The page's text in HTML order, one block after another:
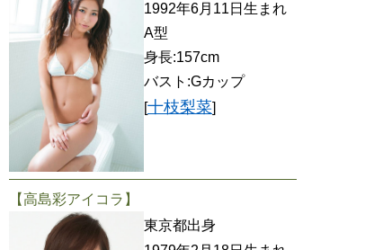
1992年6月11日生まれ
A型
身長:157cm
バスト:Gカップ
[十枝梨菜]
【高島彩アイコラ】
東京都出身